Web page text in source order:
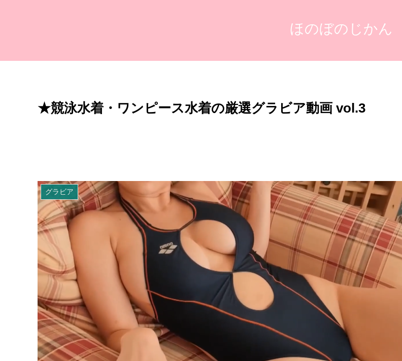
ほのぼのじかん
★競泳水着・ワンピース水着の厳選グラビア動画 vol.3
グラビア